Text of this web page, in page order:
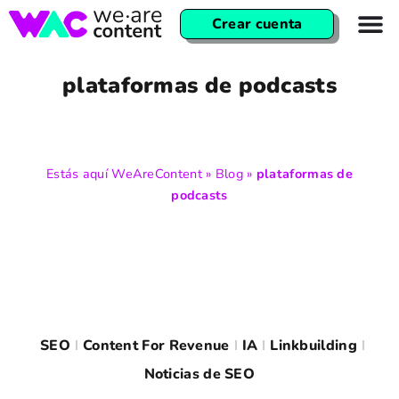
Crear cuenta
plataformas de podcasts
Estás aquíWeAreContent» Blog» plataformas de
podcasts
SEO Content For Revenue IA
Linkbuilding
Noticias de SEO